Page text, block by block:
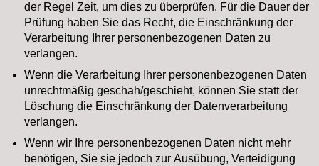
der Regel Zeit, um dies zu überprüfen. Für die Dauer der
Prüfung haben Sie das Recht, die Einschränkung der
Verarbeitung Ihrer personenbezogenen Daten zu
verlangen.
Wenn die Verarbeitung Ihrer personenbezogenen Daten
unrechtmäßig geschah/geschieht, können Sie statt der
Löschung die Einschränkung der Datenverarbeitung
verlangen.
Wenn wir Ihre personenbezogenen Daten nicht mehr
benötigen, Sie sie jedoch zur Ausübung, Verteidigung